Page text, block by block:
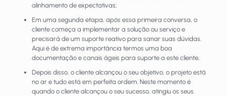
alinhamento de expectativas;
Em uma segunda etapa, após essa primeira conversa, o
cliente começa a implementar a solução ou serviço e
precisará de um suporte reativo para sanar suas dúvidas.
Aqui é de extrema importância termos uma boa
documentação e canais ágeis para suporte a este cliente;
Depois disso, o cliente alcançou o seu objetivo, o projeto está
no ar e tudo está em perfeita ordem. Neste momento é
quando o cliente alcançou o seu sucesso, atingiu os seus